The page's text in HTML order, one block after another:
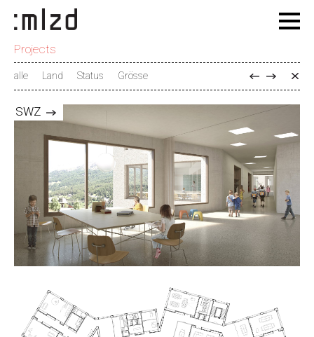
Projects
alle Land Status Grösse
SWZ